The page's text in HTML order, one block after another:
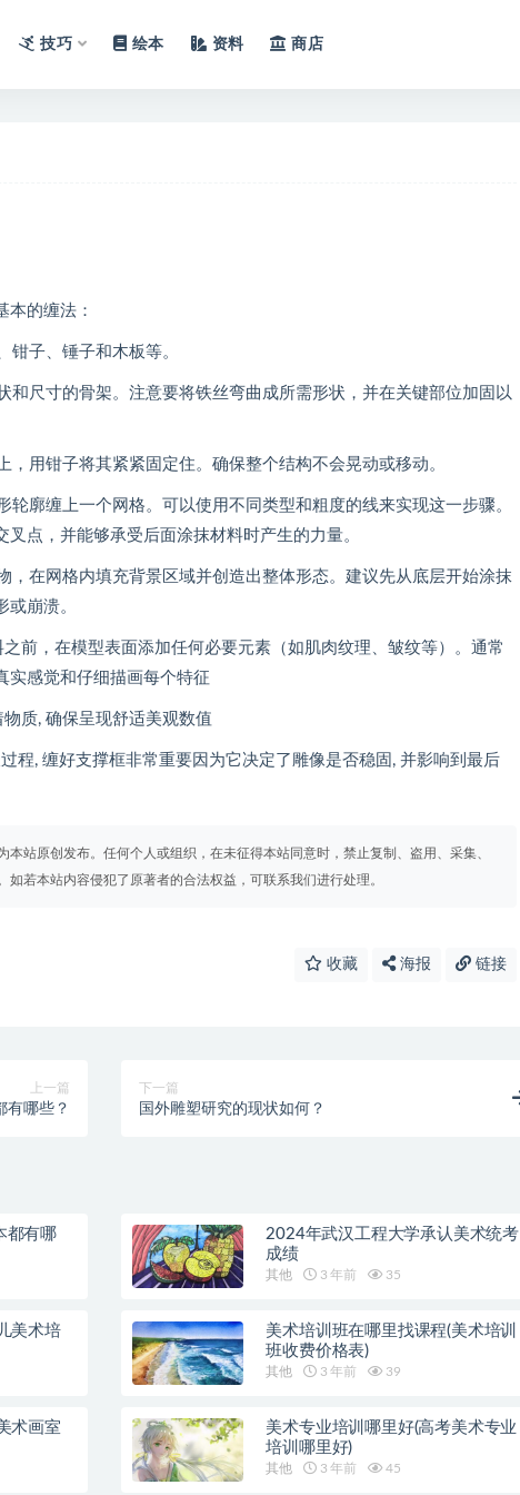
技巧 绘本 资料 商店
本的缠法：
钳子、锤子和木板等。
和尺寸的骨架。注意要将铁丝弯曲成所需形状，并在关键部位加固以
用钳子将其紧紧固定住。确保整个结构不会晃动或移动。
廓缠上一个网格。可以使用不同类型和粗度的线来实现这一步骤。
点，并能够承受后面涂抹材料时产生的力量。
，在网格内填充背景区域并创造出整体形态。建议先从底层开始涂抹
崩溃。
前，在模型表面添加任何必要元素（如肌肉纹理、皱纹等）。通常
实感觉和仔细描画每个特征
质, 确保呈现舒适美观数值
程, 缠好支撑框非常重要因为它决定了雕像是否稳固, 并影响到最后
站原创发布。任何个人或组织，在未征得本站同意时，禁止复制、盗用、采集、
若本站内容侵犯了原著者的合法权益，可联系我们进行处理。
收藏 海报 链接
上一篇
有哪些？
下一篇
国外雕塑研究的现状如何？
都有哪
2024年武汉工程大学承认美术统考
成绩
其他 3 年前 35
美术培
美术培训班在哪里找课程(美术培训
班收费价格表)
其他 3 年前 39
术画室
美术专业培训哪里好(高考美术专业
培训哪里好)
其他 3 年前 45